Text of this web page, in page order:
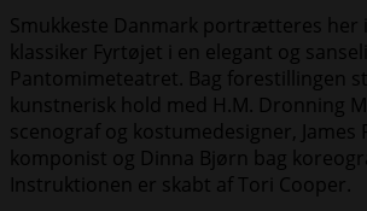
Smukkeste Danmark portrætteres her i
klassiker Fyrtøjet i en elegant og
Pantomimeteatret. Bag forestillingen
kunstnerisk hold med H.M. Dronning
scenograf og kostumedesigner, James
komponist og Dinna Bjørn bag
Instruktionen er skabt af Tori Cooper.